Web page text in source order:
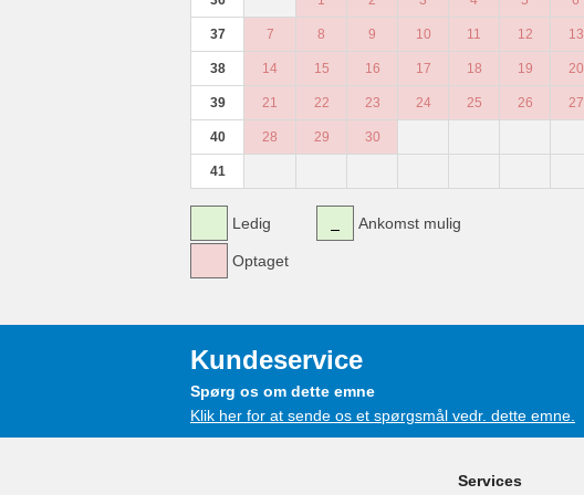
37 7 8 9 10 11 12 13
38 14 15 16 17 18 19 20
39 21 22 23 24 25 26 27
40 28 29 30
41
Ledig
Optaget
Ankomst mulig
Kundeservice
Spørg os om dette emne
Klik her for at sende os et spørgsmål vedr. dette emne.
Services